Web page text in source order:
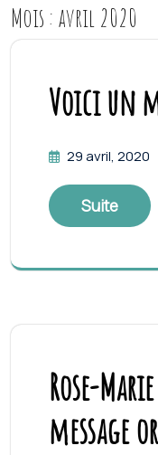
Mois :avril 2020
Voici un
29 avril, 2020
Suite
Rose-
message